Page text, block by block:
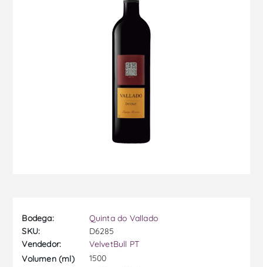
Bodega:
Quinta do Vallado
SKU:
D6285
Vendedor:
VelvetBull PT
Volumen (ml)
1500